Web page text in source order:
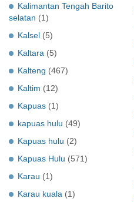
Kalimantan Tengah Barito
selatan (1)
Kalsel (5)
Kaltara (5)
Kalteng (467)
Kaltim (12)
Kapuas (1)
kapuas hulu (49)
Kapuas hulu (2)
Kapuas Hulu (571)
Karau (1)
Karau kuala (1)